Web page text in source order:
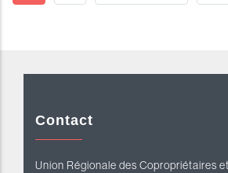
Contact
Union Régionale des Copropriétaires